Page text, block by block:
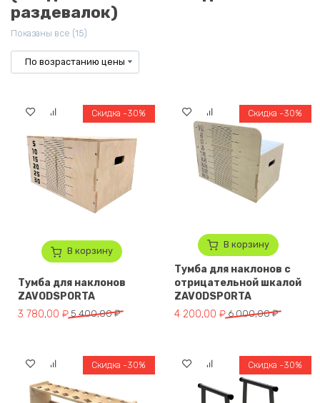
раздевалок)
Показаны все (15)
В корзину
Скидка -30%
Тумба для наклонов
ZAVODSPORTA
5 400,00₽
Первоначальная цена составляла 5 400,00 ₽.
3 780,00 ₽
Текущая цена: 3 780,00 ₽.
В корзину
Скидка -30%
Тумба для наклонов с
отрицательной шкалой
ZAVODSPORTA
6 000,00₽
Первоначальная цена
4 200,00 ₽
Текущая цена: 4 200,00 ₽.
Скидка -30% Скидка -30%